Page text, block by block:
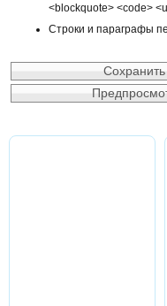
<blockquote> <code>
Строки и параграфы